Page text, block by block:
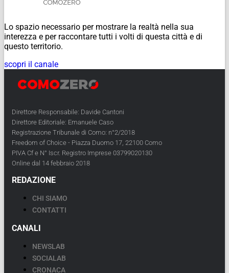
Lo spazio necessario per mostrare la realtà nella sua
interezza e per raccontare tutti i volti di questa città e di
questo territorio.
scopri il canale
Direttore Responsabile: Davide Cantoni
Direttore Editoriale: Emanuele Caso
Registrazione Tribunale di Como: n°2/2018
Freedom of Choice - Piazza Duomo 17, 22100 Como
PIVA Cf e N° Iscr. Registro Imprese 03799020130
Online dal 14 febbraio 2018
REDAZIONE
CHI SIAMO
CONTATTI
CANALI
NEWSLAB
SOCIALAB
CRONACA